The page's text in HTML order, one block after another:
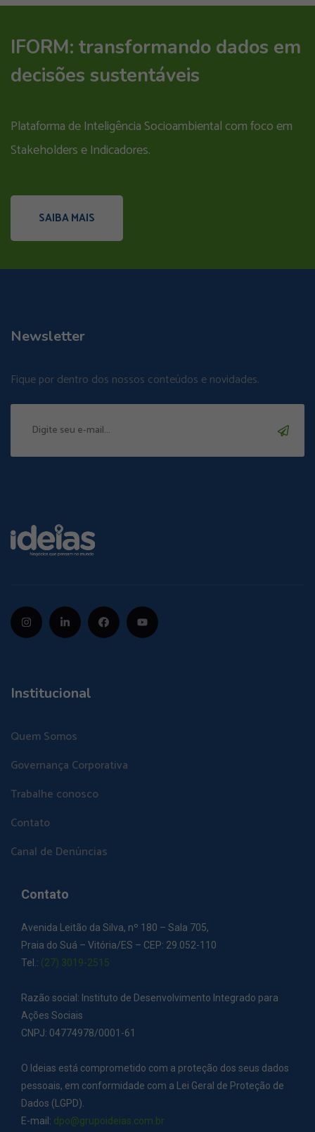
IFORM: transformando dados em
decisões sustentáveis
Plataforma de Inteligência Socioambiental com foco em
Stakeholders e Indicadores.
SAIBA MAIS
Newsletter
Fique por dentro dos nossos conteúdos e novidades.
Institucional
Quem Somos
Governança Corporativa
Trabalhe conosco
Contato
Canal de Denúncias
Contato
Avenida Leitão da Silva, nº 180 – Sala 705,
Praia do Suá – Vitória/ES – CEP: 29.052-110
Tel.: (27) 3019-2515
Razão social: Instituto de Desenvolvimento Integrado para
Ações Sociais
CNPJ: 04774978/0001-61
O Ideias está comprometido com a proteção dos seus dados
pessoais, em conformidade com a Lei Geral de Proteção de
Dados (LGPD).
E-mail: dpo@grupoideias.com.br